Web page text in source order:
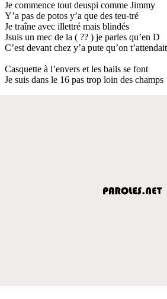
Je commence tout deuspi comme Jimmy
Y’a pas de potos y’a que des teu-tré
Je traîne avec illettré mais blindés
Jsuis un mec de la ( ?? ) je parles qu’en D
C’est devant chez y’a pute qu’on t’attendait
Casquette à l’envers et les bails se font
Je suis dans le 16 pas trop loin des champs